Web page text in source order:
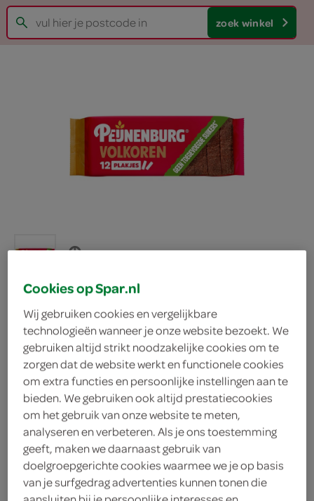
zoek winkel
Peijnenburg ontbijtkoek
volkoren geen suiker
gesneden
Peijnenburg
99
Cookies op Spar.nl
Wij gebruiken cookies en vergelijkbare
technologieën wanneer je onze website bezoekt. We
gebruiken altijd strikt noodzakelijke cookies om te
zorgen dat de website werkt en functionele cookies
om extra functies en persoonlijke instellingen aan te
bieden. We gebruiken ook altijd prestatiecookies
om het gebruik van onze website te meten,
analyseren en verbeteren. Als je ons toestemming
geeft, maken we daarnaast gebruik van
doelgroepgerichte cookies waarmee we je op basis
van je surfgedrag advertenties kunnen tonen die